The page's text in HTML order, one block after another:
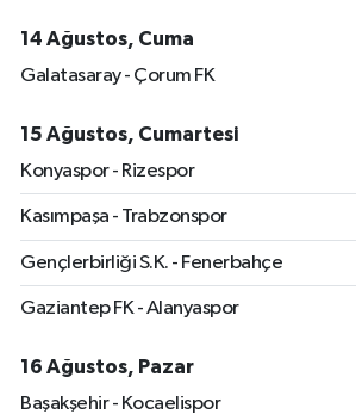
14 Ağustos, Cuma
Galatasaray - Çorum FK
15 Ağustos, Cumartesi
Konyaspor - Rizespor
Kasımpaşa - Trabzonspor
Gençlerbirliği S.K. - Fenerbahçe
Gaziantep FK - Alanyaspor
16 Ağustos, Pazar
Başakşehir - Kocaelispor